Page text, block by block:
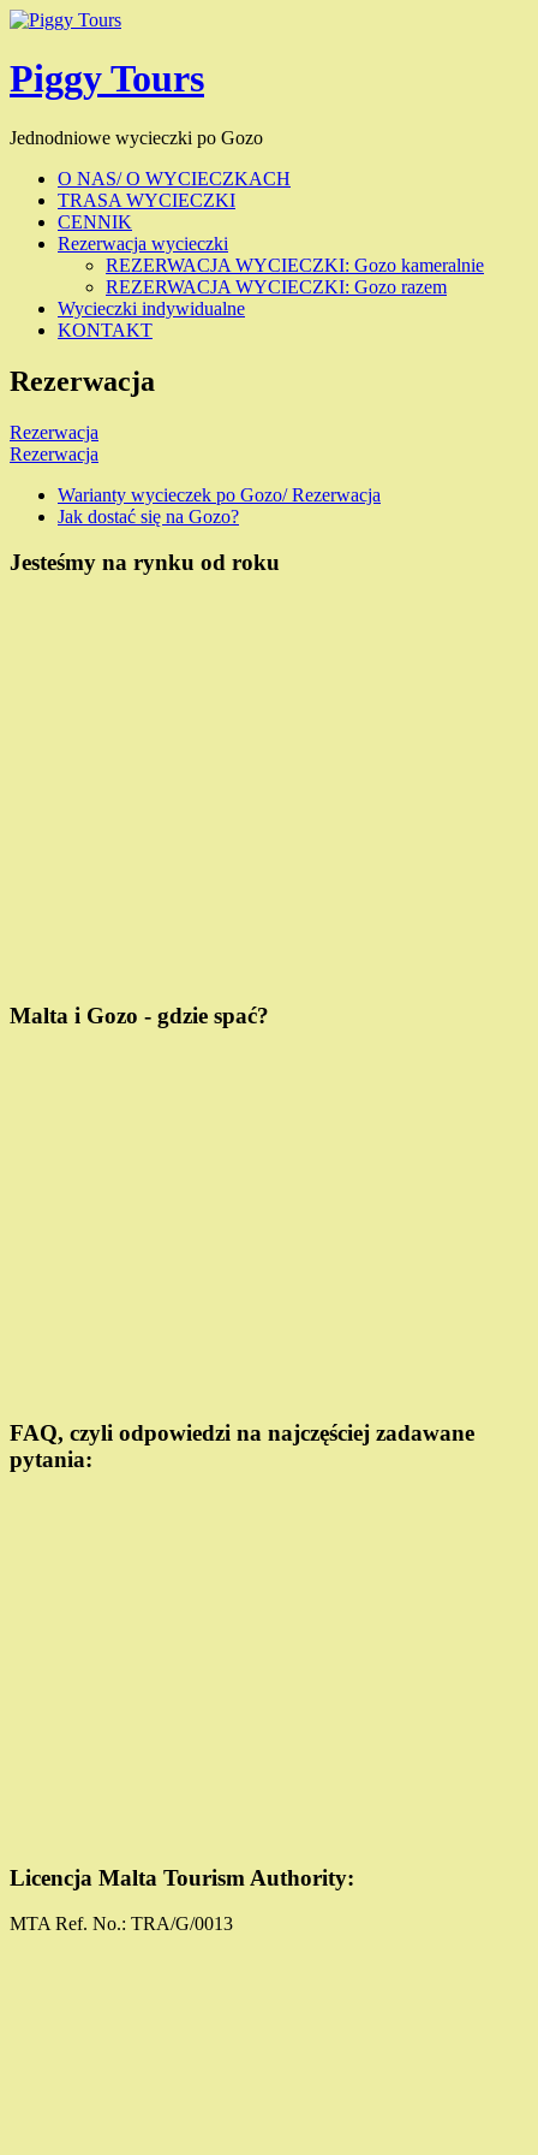
Piggy Tours
Jednodniowe wycieczki po Gozo
O NAS/ O WYCIECZKACH
TRASA WYCIECZKI
CENNIK
Rezerwacja wycieczki
REZERWACJA WYCIECZKI: Gozo kameralnie
REZERWACJA WYCIECZKI: Gozo razem
Wycieczki indywidualne
KONTAKT
Rezerwacja
Nawigacja
wpisu
Rezerwacja
Rezerwacja
Warianty wycieczek po Gozo/ Rezerwacja
Jak dostać się na Gozo?
Jesteśmy na rynku od roku
Malta i Gozo - gdzie spać?
FAQ, czyli odpowiedzi na najczęściej zadawane
pytania:
Licencja Malta Tourism Authority:
MTA Ref. No.: TRA/G/0013